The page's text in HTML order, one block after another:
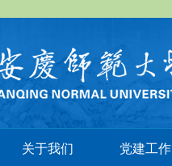
关于我们 党建工作